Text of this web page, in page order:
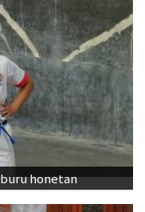
honetan